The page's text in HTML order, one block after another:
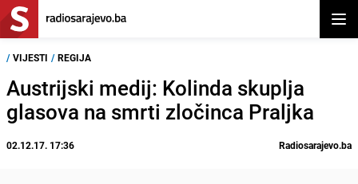
/ VIJESTI / REGIJA
Austrijski medij: Kolinda skuplja
glasova na smrti zločinca Praljka
02.12.17. 17:36 Radiosarajevo.ba